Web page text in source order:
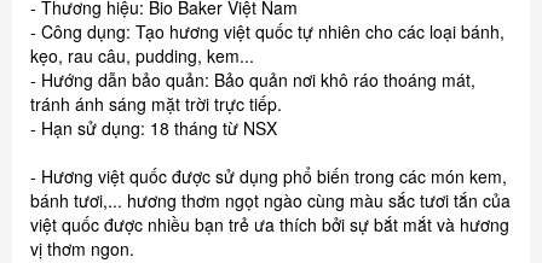
- Thương hiệu: Bio Baker Việt Nam
- Công dụng: Tạo hương việt quốc tự nhiên cho các loại bánh,
kẹo, rau câu, pudding, kem...
- Hướng dẫn bảo quản: Bảo quản nơi khô ráo thoáng mát,
tránh ánh sáng mặt trời trực tiếp.
- Hạn sử dụng: 18 tháng từ NSX
- Hương việt quốc được sử dụng phổ biến trong các món kem,
bánh tươi,... hương thơm ngọt ngào cùng màu sắc tươi tắn của
việt quốc được nhiều bạn trẻ ưa thích bởi sự bắt mắt và hương
vị thơm ngon.